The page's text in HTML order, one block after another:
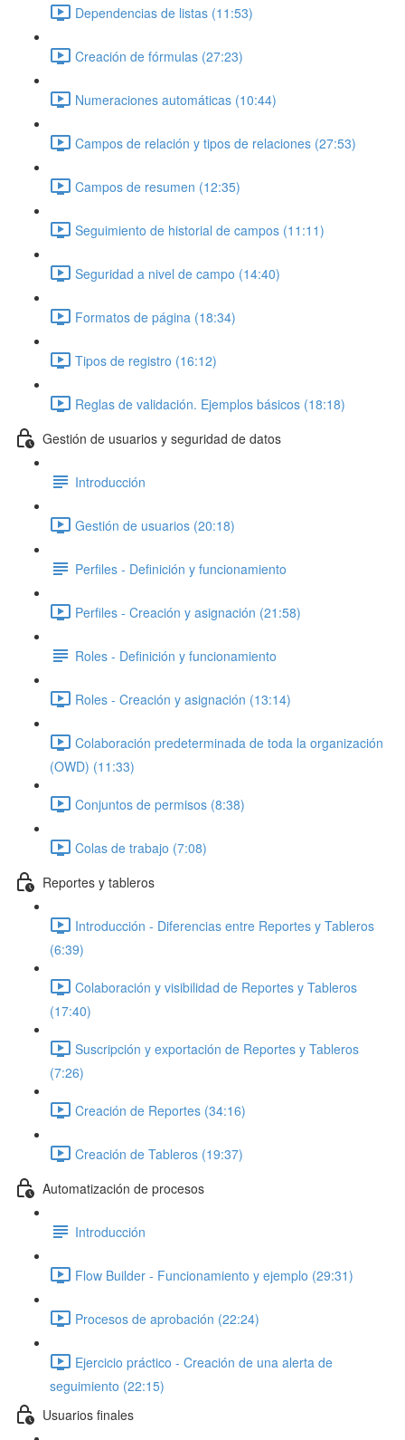
Dependencias de listas (11:53)
Creación de fórmulas (27:23)
Numeraciones automáticas (10:44)
Campos de relación y tipos de relaciones (27:53)
Campos de resumen (12:35)
Seguimiento de historial de campos (11:11)
Seguridad a nivel de campo (14:40)
Formatos de página (18:34)
Tipos de registro (16:12)
Reglas de validación. Ejemplos básicos (18:18)
Gestión de usuarios y seguridad de datos
Introducción
Gestión de usuarios (20:18)
Perfiles - Definición y funcionamiento
Perfiles - Creación y asignación (21:58)
Roles - Definición y funcionamiento
Roles - Creación y asignación (13:14)
Colaboración predeterminada de toda la organización
(OWD) (11:33)
Conjuntos de permisos (8:38)
Colas de trabajo (7:08)
Reportes y tableros
Introducción - Diferencias entre Reportes y Tableros
(6:39)
Colaboración y visibilidad de Reportes y Tableros
(17:40)
Suscripción y exportación de Reportes y Tableros
(7:26)
Creación de Reportes (34:16)
Creación de Tableros (19:37)
Automatización de procesos
Introducción
Flow Builder - Funcionamiento y ejemplo (29:31)
Procesos de aprobación (22:24)
Ejercicio práctico - Creación de una alerta de
seguimiento (22:15)
Usuarios finales